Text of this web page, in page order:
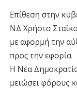
Επίθεση στην
ΝΔ Χρήστο
με αφορμή την
προς την εφορία.
Η Νέα
μειώσει φόρους